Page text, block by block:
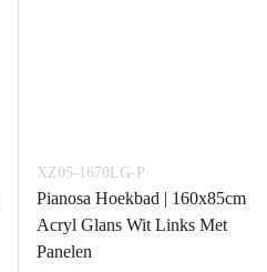
XZ05-1670LG-P
Pianosa Hoekbad | 160x85cm
Acryl Glans Wit Links Met
Panelen